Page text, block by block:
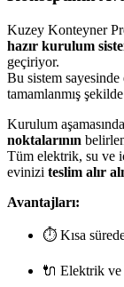
Kuzey Konteyner
hazır kurulum
geçiriyor.
Bu sistem sayesinde
tamamlanmış
Kurulum
noktalarının
Tüm elektrik, su ve
evinizi teslim alır
Avantajları:
⏱️ Kısa
🔌 Elektrik ve